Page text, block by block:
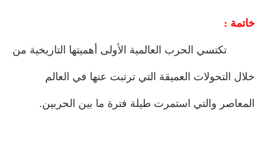
خاتمة :
تكتسي الحرب العالمية الأولى أهميتها التاريخية من
خلال التحولات العميقة التي ترتبت عنها في العالم
المعاصر والتي استمرت طيلة فترة ما بين الحربين.